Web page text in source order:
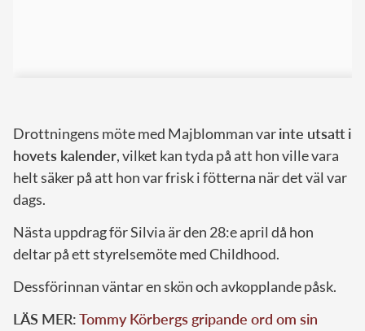
Drottningens möte med Majblomman varinte utsatt i
hovets kalender, vilket kan tyda på att hon ville vara
helt säker på att hon var frisk i fötterna när det väl var
dags.
Nästa uppdrag för Silvia är den 28:e april då hon
deltar på ett styrelsemöte med Childhood.
Dessförinnan väntar en skön och avkopplande påsk.
LÄS MER:Tommy Körbergs gripande ord om sin